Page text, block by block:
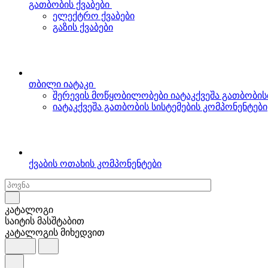
გათბობის ქვაბები
ელექტრო ქვაბები
გაზის ქვაბები
თბილი იატაკი
შერევის მოწყობილობები იატაკქვეშა
იატაკქვეშა გათბობის სისტემების კომპონენტები
ქვაბის ოთახის კომპონენტები
კატალოგი
საიტის მასშტაბით
კატალოგის მიხედვით